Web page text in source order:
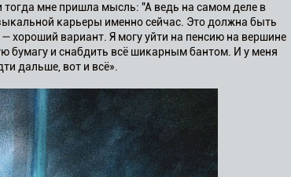
тогда мне пришла мысль: "А ведь на самом деле в
карьеры именно сейчас. Это должна быть
хороший вариант. Я могу уйти на пенсию на вершине
бумагу и снабдить всё шикарным бантом. И у меня
дальше, вот и всё».